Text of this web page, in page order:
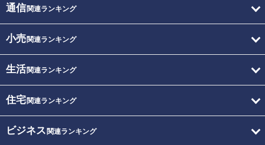
通信関連ランキング
小売関連ランキング
生活関連ランキング
住宅関連ランキング
ビジネス 関連ランキング